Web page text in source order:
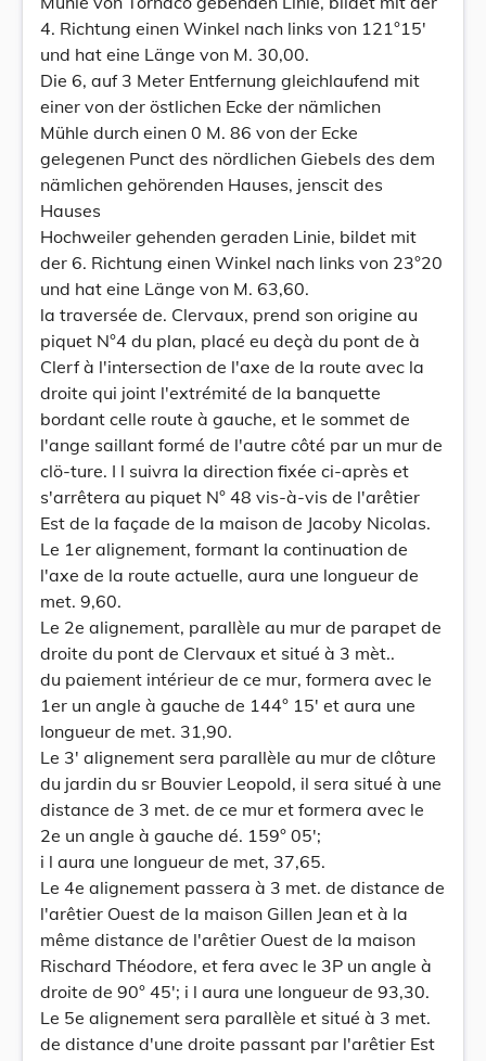
4. Richtung einen Winkel nach links von 121°15'
und hat eine Länge von M. 30,00.
Die 6, auf 3 Meter Entfernung gleichlaufend mit
einer von der östlichen Ecke der nämlichen
Mühle durch einen 0 M. 86 von der Ecke
gelegenen Punct des nördlichen Giebels des dem
nämlichen gehörenden Hauses, jenscit des
Hauses
Hochweiler gehenden geraden Linie, bildet mit
der 6. Richtung einen Winkel nach links von 23°20
und hat eine Länge von M. 63,60.
la traversée de. Clervaux, prend son origine au
piquet N°4 du plan, placé eu deçà du pont de à
Clerf à l'intersection de l'axe de la route avec la
droite qui joint l'extrémité de la banquette
bordant celle route à gauche, et le sommet de
l'ange saillant formé de l'autre côté par un mur de
clö-ture. I l suivra la direction fixée ci-après et
s'arrêtera au piquet N° 48 vis-à-vis de l'arêtier
Est de la façade de la maison de Jacoby Nicolas.
Le 1er alignement, formant la continuation de
l'axe de la route actuelle, aura une longueur de
met. 9,60.
Le 2e alignement, parallèle au mur de parapet de
droite du pont de Clervaux et situé à 3 mèt..
du paiement intérieur de ce mur, formera avec le
1er un angle à gauche de 144° 15' et aura une
longueur de met. 31,90.
Le 3' alignement sera parallèle au mur de clôture
du jardin du sr Bouvier Leopold, il sera situé à une
distance de 3 met. de ce mur et formera avec le
2e un angle à gauche dé. 159° 05';
i l aura une longueur de met, 37,65.
Le 4e alignement passera à 3 met. de distance de
l'arêtier Ouest de la maison Gillen Jean et à la
même distance de l'arêtier Ouest de la maison
Rischard Théodore, et fera avec le 3P un angle à
droite de 90° 45'; i l aura une longueur de 93,30.
Le 5e alignement sera parallèle et situé à 3 met.
de distance d'une droite passant par l'arêtier Est